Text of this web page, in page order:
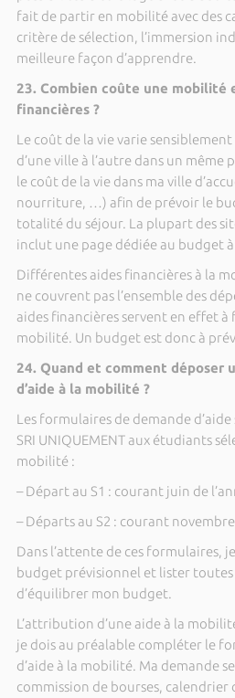
fait de partir en mobilité avec des
critère de sélection, l’immersion
meilleure façon d’apprendre.
23. Combien coûte une mobilité
financières ?
Le coût de la vie varie sensiblement
d’une ville à l’autre dans un même
le coût de la vie dans ma ville
nourriture, …) afin de prévoir le
totalité du séjour. La plupart des
inclut une page dédiée au budget
Différentes aides financières à la
ne couvrent pas l’ensemble des
aides financières servent en effet à
mobilité. Un budget est donc à
24. Quand et comment déposer
d’aide à la mobilité ?
Les formulaires de demande
SRI UNIQUEMENT aux étudiants
mobilité :
– Départ au S1 : courant juin de
– Départs au S2 : courant
Dans l’attente de ces formulaires,
budget prévisionnel et lister toutes
d’équilibrer mon budget.
L’attribution d’une aide à la
je dois au préalable compléter le
d’aide à la mobilité. Ma demande
commission de bourses, calendrier